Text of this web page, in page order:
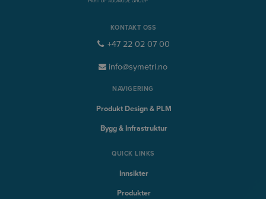
KONTAKT OSS
+47 22 02 07 00
info@symetri.no
NAVIGERING
Produkt Design & PLM
Bygg & Infrastruktur
QUICK LINKS
Innsikter
Produkter